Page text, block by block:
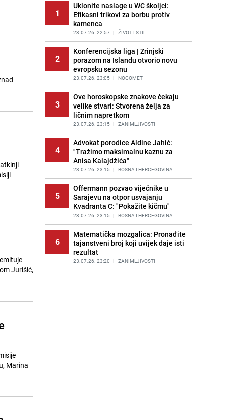
Jurišić,
Marina
12
Pojavili su vam se mravi u kući? Bez
brige, ovo su najbolji načini da ih se
riješite
PRIJE 2 DANA | ŽIVOT I STIL
13
Kao iz slastičarne: Rolada od
čokolade i kokosa bez pečenja,
jednostavan desert bez imalo muke
PRIJE 2 DANA | RECEPTI
14
Tajna savršenog makedonskog
ajvara: Stari recept za kremast i
bogat okus
PRIJE 1 DAN | RECEPTI
15
Kako izgleda travnjak stadiona
Koševo nakon tri koncerta Dine
Merlina
PRIJE 2 DANA | FOTO
1
Uklonite naslage u WC školjci:
Efikasni trikovi za borbu protiv
kamenca
23.07.26. 22:57 | ŽIVOT I STIL
2
Konferencijska liga | Zrinjski
porazom na Islandu otvorio novu
evropsku sezonu
23.07.26. 23:05 | NOGOMET
3
Ove horoskopske znakove čekaju
velike stvari: Stvorena želja za
ličnim napretkom
23.07.26. 23:15 | ZANIMLJIVOSTI
4
Advokat porodice Aldine Jahić:
"Tražimo maksimalnu kaznu za
Anisa Kalajdžića"
23.07.26. 23:15 | BOSNA I HERCEGOVINA
5
Offermann pozvao vijećnike u
Sarajevu na otpor usvajanju
Kvadranta C: "Pokažite kičmu"
23.07.26. 23:15 | BOSNA I HERCEGOVINA
6
Matematička mozgalica: Pronađite
tajanstveni broj koji uvijek daje isti
rezultat
23.07.26. 23:20 | ZANIMLJIVOSTI